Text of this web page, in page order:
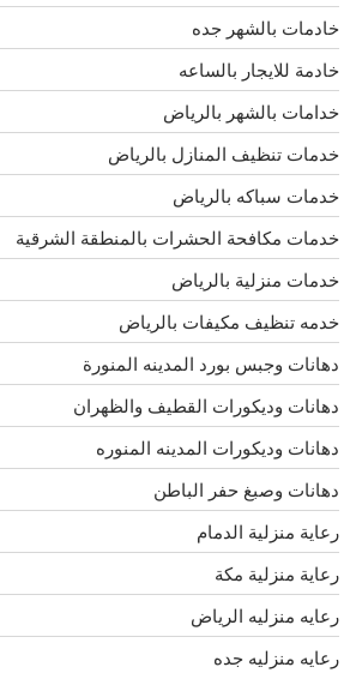
خادمات بالشهر جده
خادمة للايجار بالساعه
خدامات بالشهر بالرياض
خدمات تنظيف المنازل بالرياض
خدمات سباكه بالرياض
خدمات مكافحة الحشرات بالمنطقة الشرقية
خدمات منزلية بالرياض
خدمه تنظيف مكيفات بالرياض
دهانات وجبس بورد المدينه المنورة
دهانات وديكورات القطيف والظهران
دهانات وديكورات المدينه المنوره
دهانات وصبغ حفر الباطن
رعاية منزلية الدمام
رعاية منزلية مكة
رعايه منزليه الرياض
رعايه منزليه جده